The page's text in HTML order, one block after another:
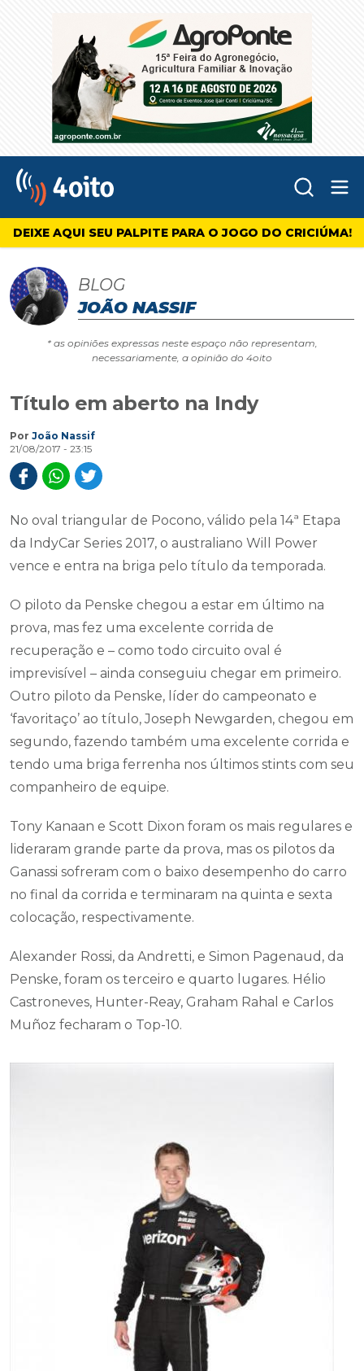
4oito
DEIXE AQUI SEU PALPITE PARA O JOGO DO CRICIÚMA!
BLOG
JOÃO NASSIF
* as opiniões expressas neste espaço não representam,
necessariamente, a opinião do 4oito
Título em aberto na Indy
Por João Nassif
21/08/2017 - 23:15
No oval triangular de Pocono, válido pela 14ª Etapa
da IndyCar Series 2017, o australiano Will Power
vence e entra na briga pelo título da temporada.
O piloto da Penske chegou a estar em último na
prova, mas fez uma excelente corrida de
recuperação e – como todo circuito oval é
imprevisível – ainda conseguiu chegar em primeiro.
Outro piloto da Penske, líder do campeonato e
‘favoritaço’ ao título, Joseph Newgarden, chegou em
segundo, fazendo também uma excelente corrida e
tendo uma briga ferrenha nos últimos stints com seu
companheiro de equipe.
Tony Kanaan e Scott Dixon foram os mais regulares e
lideraram grande parte da prova, mas os pilotos da
Ganassi sofreram com o baixo desempenho do carro
no final da corrida e terminaram na quinta e sexta
colocação, respectivamente.
Alexander Rossi, da Andretti, e Simon Pagenaud, da
Penske, foram os terceiro e quarto lugares. Hélio
Castroneves, Hunter-Reay, Graham Rahal e Carlos
Muñoz fecharam o Top-10.